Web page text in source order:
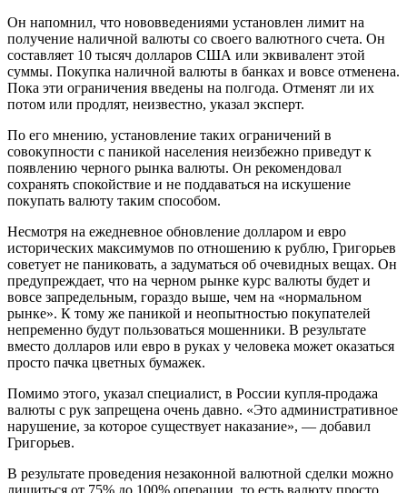
Он напомнил, что нововведениями установлен лимит на
получение наличной валюты со своего валютного счета. Он
составляет 10 тысяч долларов США или эквивалент этой
суммы. Покупка наличной валюты в банках и вовсе отменена.
Пока эти ограничения введены на полгода. Отменят ли их
потом или продлят, неизвестно, указал эксперт.
По его мнению, установление таких ограничений в
совокупности с паникой населения неизбежно приведут к
появлению черного рынка валюты. Он рекомендовал
сохранять спокойствие и не поддаваться на искушение
покупать валюту таким способом.
Несмотря на ежедневное обновление долларом и евро
исторических максимумов по отношению к рублю, Григорьев
советует не паниковать, а задуматься об очевидных вещах. Он
предупреждает, что на черном рынке курс валюты будет и
вовсе запредельным, гораздо выше, чем на «нормальном
рынке». К тому же паникой и неопытностью покупателей
непременно будут пользоваться мошенники. В результате
вместо долларов или евро в руках у человека может оказаться
просто пачка цветных бумажек.
Помимо этого, указал специалист, в России купля-продажа
валюты с рук запрещена очень давно. «Это административное
нарушение, за которое существует наказание», — добавил
Григорьев.
В результате проведения незаконной валютной сделки можно
лишиться от 75% до 100% операции, то есть валюту просто